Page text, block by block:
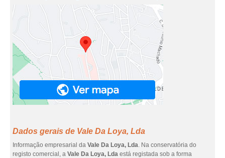
Dados gerais de Vale Da Loya, Lda
Informação empresarial da Vale Da Loya, Lda. Na conservatória do
registo comercial, a Vale Da Loya, Lda está registada sob a forma